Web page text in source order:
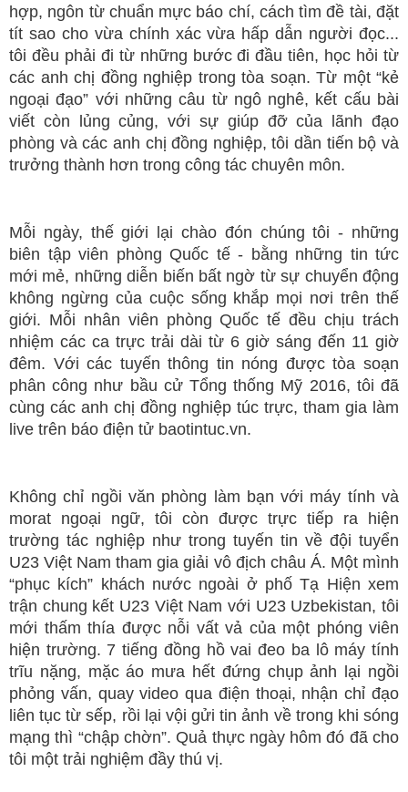
hợp, ngôn từ chuẩn mực báo chí, cách tìm đề tài, đặt
tít sao cho vừa chính xác vừa hấp dẫn người đọc...
tôi đều phải đi từ những bước đi đầu tiên, học hỏi từ
các anh chị đồng nghiệp trong tòa soạn. Từ một “kẻ
ngoại đạo” với những câu từ ngô nghê, kết cấu bài
viết còn lủng củng, với sự giúp đỡ của lãnh đạo
phòng và các anh chị đồng nghiệp, tôi dần tiến bộ và
trưởng thành hơn trong công tác chuyên môn.
Mỗi ngày, thế giới lại chào đón chúng tôi - những
biên tập viên phòng Quốc tế - bằng những tin tức
mới mẻ, những diễn biến bất ngờ từ sự chuyển động
không ngừng của cuộc sống khắp mọi nơi trên thế
giới. Mỗi nhân viên phòng Quốc tế đều chịu trách
nhiệm các ca trực trải dài từ 6 giờ sáng đến 11 giờ
đêm. Với các tuyến thông tin nóng được tòa soạn
phân công như bầu cử Tổng thống Mỹ 2016, tôi đã
cùng các anh chị đồng nghiệp túc trực, tham gia làm
live trên báo điện tử baotintuc.vn.
Không chỉ ngồi văn phòng làm bạn với máy tính và
morat ngoại ngữ, tôi còn được trực tiếp ra hiện
trường tác nghiệp như trong tuyến tin về đội tuyển
U23 Việt Nam tham gia giải vô địch châu Á. Một mình
“phục kích” khách nước ngoài ở phố Tạ Hiện xem
trận chung kết U23 Việt Nam với U23 Uzbekistan, tôi
mới thấm thía được nỗi vất vả của một phóng viên
hiện trường. 7 tiếng đồng hồ vai đeo ba lô máy tính
trĩu nặng, mặc áo mưa hết đứng chụp ảnh lại ngồi
phỏng vấn, quay video qua điện thoại, nhận chỉ đạo
liên tục từ sếp, rồi lại vội gửi tin ảnh về trong khi sóng
mạng thì “chập chờn”. Quả thực ngày hôm đó đã cho
tôi một trải nghiệm đầy thú vị.